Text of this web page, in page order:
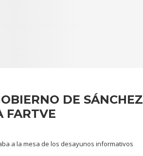
DE SÁNCHEZ
FARTVE
a la mesa de los desayunos informativos